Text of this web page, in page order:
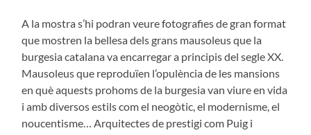
A la mostra s’hi podran veure fotografies de gran format
que mostren la bellesa dels grans mausoleus que la
burgesia catalana va encarregar a principis del segle XX.
Mausoleus que reproduïen l’opulència de les mansions
en què aquests prohoms de la burgesia van viure en vida
i amb diversos estils com el neogòtic, el modernisme, el
noucentisme… Arquitectes de prestigi com Puig i